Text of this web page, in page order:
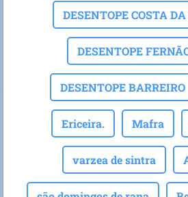
DESENTOPE COSTA
DESENTOPE
DESENTOPE BARREIRO
Ericeira. Mafra
varzea de sintra